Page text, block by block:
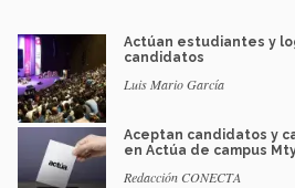
Actúan estudiantes y
candidatos
Luis Mario García
Aceptan candidatos y
en Actúa de campus
Redacción CONECTA